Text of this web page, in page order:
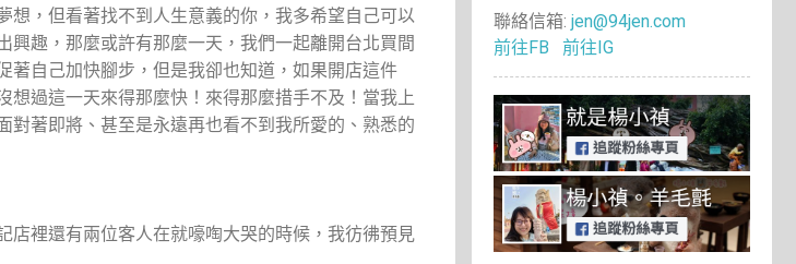
想，但看著找不到人生意義的你，我多希望自己可以
趣，那麼或許有那麼一天，我們一起離開台北買間
著自己加快腳步，但是我卻也知道，如果開店這件
過這一天來得那麼快！來得那麼措手不及！當我上
著即將、甚至是永遠再也看不到我所愛的、熟悉的
店裡還有兩位客人在就嚎啕大哭的時候，我彷彿預見
聯絡信箱: jen@94jen.com
前往FB
前往IG